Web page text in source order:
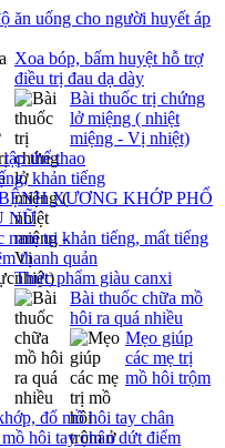
ăn uống cho người huyết áp
Xoa bóp, bấm huyệt hỗ trợ
điều trị đau dạ dày
Bài thuốc trị chứng
lở miệng ( nhiệt
miệng - Vị nhiệt)
thể thao
khản tiếng
XƯƠNG KHỚP PHỔ
NỮ
nam trị khản tiếng, mất tiếng
thanh quản
Thực phẩm giàu canxi
Bài thuốc chữa mồ
hôi ra quá nhiều
Mẹo giúp
các mẹ trị
mồ hôi trộm
đổ mồ hôi tay chân
hôi tay chân dứt điểm